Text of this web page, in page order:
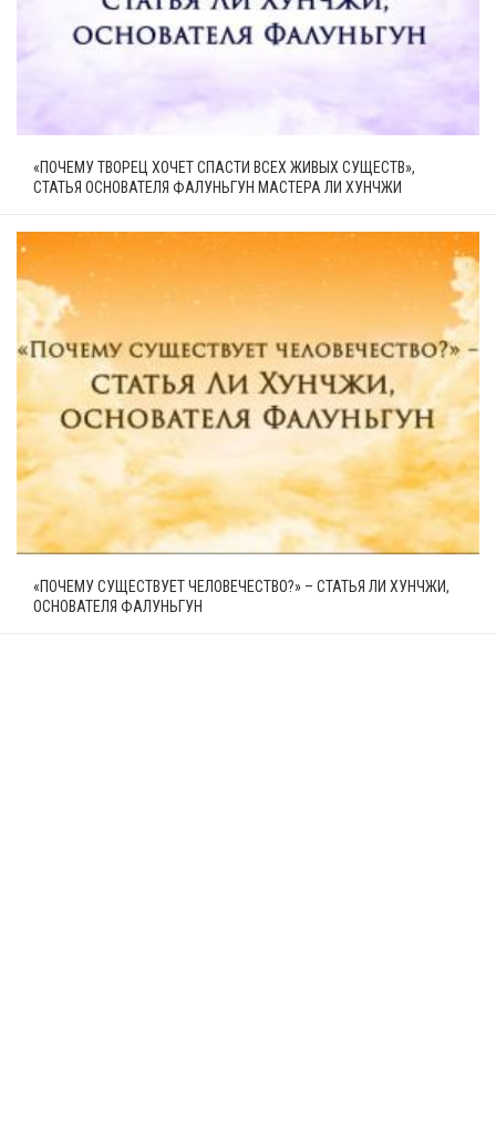
«ПОЧЕМУ ТВОРЕЦ ХОЧЕТ СПАСТИ ВСЕХ ЖИВЫХ СУЩЕСТВ»,
СТАТЬЯ ОСНОВАТЕЛЯ ФАЛУНЬГУН МАСТЕРА ЛИ ХУНЧЖИ
«ПОЧЕМУ СУЩЕСТВУЕТ ЧЕЛОВЕЧЕСТВО?» – СТАТЬЯ ЛИ ХУНЧЖИ,
ОСНОВАТЕЛЯ ФАЛУНЬГУН